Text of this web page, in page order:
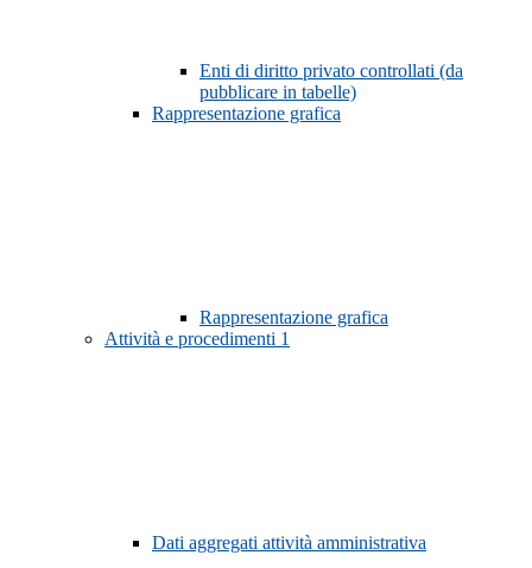
Enti di diritto privato controllati (da
pubblicare in tabelle)
Rappresentazione grafica
Rappresentazione grafica
Attività e procedimenti 1
Dati aggregati attività amministrativa